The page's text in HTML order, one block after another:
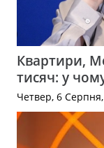
Квартири,
тисяч: у
Четвер, 6